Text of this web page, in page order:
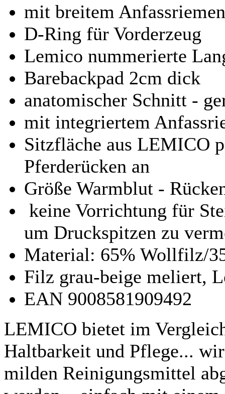
mit breitem Anfassriemen
D-Ring für Vorderzeug
Lemico nummerierte
Barebackpad 2cm dick
anatomischer Schnitt -
mit integriertem
Sitzfläche aus LEMICO
Pferderücken an
Größe Warmblut -
keine Vorrichtung für
um Druckspitzen zu
Material: 65% Wollfilz/
Filz grau-beige meliert,
EAN 9008581909492
LEMICO bietet im
Haltbarkeit und Pflege...
milden Reinigungsmittel